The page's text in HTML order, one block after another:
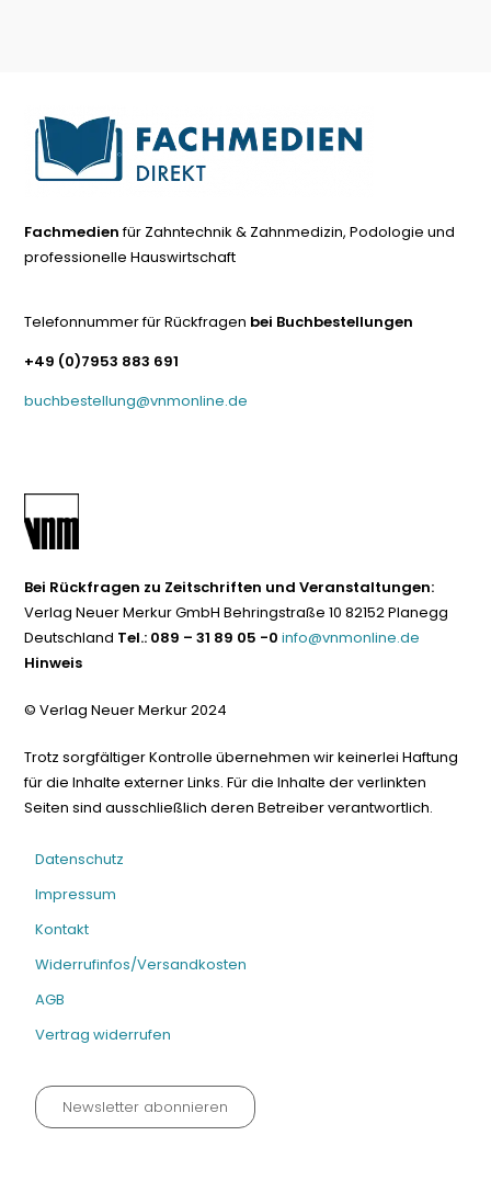
Fachmedienfür Zahntechnik & Zahnmedizin, Podologie und
professionelle Hauswirtschaft
Telefonnummer für Rückfragen bei Buchbestellungen
+49 (0)7953 883 691
buchbestellung@vnmonline.de
Bei Rückfragen zu Zeitschriften und Veranstaltungen:
Verlag Neuer Merkur GmbH Behringstraße 10 82152 Planegg
Deutschland Tel.: 089 – 31 89 05 -0 info@vnmonline.de
Hinweis
© Verlag Neuer Merkur 2024
Trotz sorgfältiger Kontrolle übernehmen wir keinerlei Haftung
für die Inhalte externer Links. Für die Inhalte der verlinkten
Seiten sind ausschließlich deren Betreiber verantwortlich.
Datenschutz
Impressum
Kontakt
Widerrufinfos/Versandkosten
AGB
Vertrag widerrufen
Newsletter abonnieren